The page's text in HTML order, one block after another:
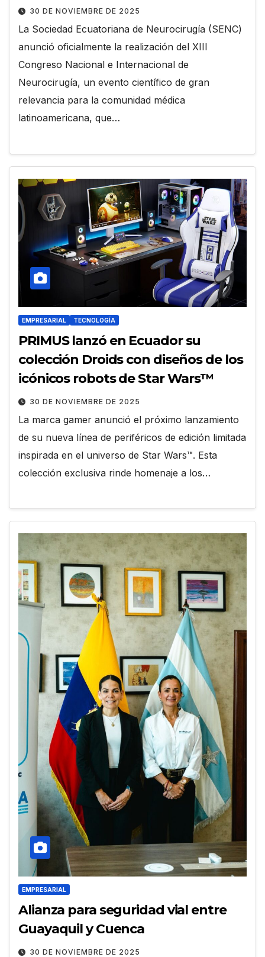
30 DE NOVIEMBRE DE 2025
La Sociedad Ecuatoriana de Neurocirugía (SENC)
anunció oficialmente la realización del XIII
Congreso Nacional e Internacional de
Neurocirugía, un evento científico de gran
relevancia para la comunidad médica
latinoamericana, que…
EMPRESARIAL TECNOLOGÍA
PRIMUS lanzó en Ecuador su
colección Droids con diseños de los
icónicos robots de Star Wars™
30 DE NOVIEMBRE DE 2025
La marca gamer anunció el próximo lanzamiento
de su nueva línea de periféricos de edición limitada
inspirada en el universo de Star Wars™. Esta
colección exclusiva rinde homenaje a los…
EMPRESARIAL
Alianza para seguridad vial entre
Guayaquil y Cuenca
30 DE NOVIEMBRE DE 2025